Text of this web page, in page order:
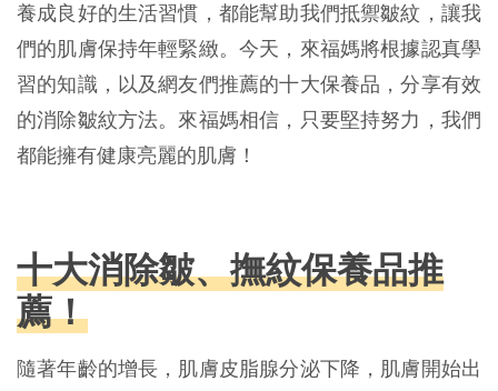
養成良好的生活習慣，都能幫助我們抵禦皺紋，讓我
們的肌膚保持年輕緊緻。今天，來福媽將根據認真學
習的知識，以及網友們推薦的十大保養品，分享有效
的消除皺紋方法。來福媽相信，只要堅持努力，我們
都能擁有健康亮麗的肌膚！
十大消除皺、撫紋保養品推
薦！
隨著年齡的增長，肌膚皮脂​腺分泌下降，肌膚開始出